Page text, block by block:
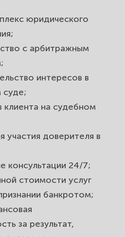
юридического
с арбитражным
интересов в
суде;
клиента на судебном
участия доверителя в
консультации 24/7;
стоимости услуг
банкротом;
за результат,